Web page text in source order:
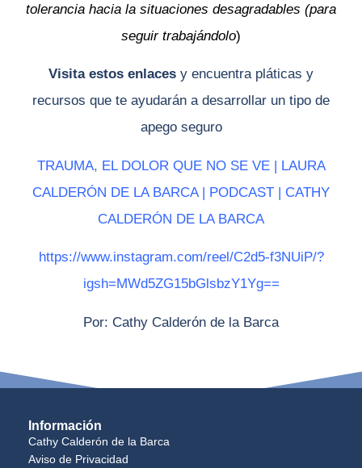
tolerancia hacia la situaciones desagradables (para
seguir trabajándolo)
Visita estos enlaces y encuentra pláticas y
recursos que te ayudarán a desarrollar un tipo de
apego seguro
TRAUMA, EL DOLOR QUE NO SE VE | LAURA
CALDERÓN DE LA BARCA | PODCAST | CATHY
CALDERÓN DE LA BARCA
https://www.instagram.com/reel/C2d5-f3NUiP/?
igsh=MWd5ZG15bGlsbzY1Yg==
Por: Cathy Calderón de la Barca
Información
Cathy Calderón de la Barca
Aviso de Privacidad